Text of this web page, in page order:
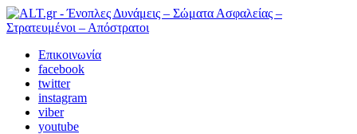
Επικοινωνία
facebook
twitter
instagram
viber
youtube